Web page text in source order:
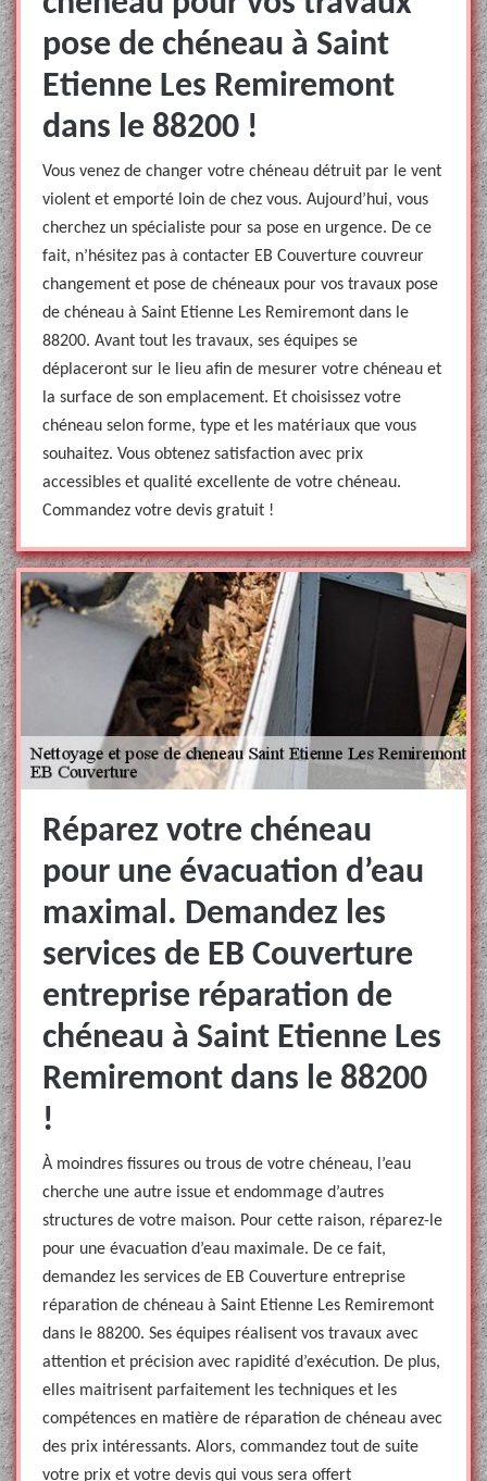
pose de chéneau à Saint
Etienne Les Remiremont
dans le 88200 !
Vous venez de changer votre chéneau détruit par le vent
violent et emporté loin de chez vous. Aujourd’hui, vous
cherchez un spécialiste pour sa pose en urgence. De ce
fait, n’hésitez pas à contacter EB Couverture couvreur
changement et pose de chéneaux pour vos travaux pose
de chéneau à Saint Etienne Les Remiremont dans le
88200. Avant tout les travaux, ses équipes se
déplaceront sur le lieu afin de mesurer votre chéneau et
la surface de son emplacement. Et choisissez votre
chéneau selon forme, type et les matériaux que vous
souhaitez. Vous obtenez satisfaction avec prix
accessibles et qualité excellente de votre chéneau.
Commandez votre devis gratuit !
Réparez votre chéneau
pour une évacuation d’eau
maximal. Demandez les
services de EB Couverture
entreprise réparation de
chéneau à Saint Etienne Les
Remiremont dans le 88200
!
À moindres fissures ou trous de votre chéneau, l’eau
cherche une autre issue et endommage d’autres
structures de votre maison. Pour cette raison, réparez-le
pour une évacuation d’eau maximale. De ce fait,
demandez les services de EB Couverture entreprise
réparation de chéneau à Saint Etienne Les Remiremont
dans le 88200. Ses équipes réalisent vos travaux avec
attention et précision avec rapidité d’exécution. De plus,
elles maitrisent parfaitement les techniques et les
compétences en matière de réparation de chéneau avec
des prix intéressants. Alors, commandez tout de suite
votre prix et votre devis qui vous sera offert